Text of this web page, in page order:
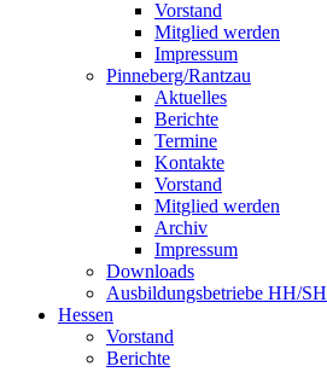
Vorstand
Mitglied werden
Impressum
Pinneberg/Rantzau
Aktuelles
Berichte
Termine
Kontakte
Vorstand
Mitglied werden
Archiv
Impressum
Downloads
Ausbildungsbetriebe HH/SH
Hessen
Vorstand
Berichte